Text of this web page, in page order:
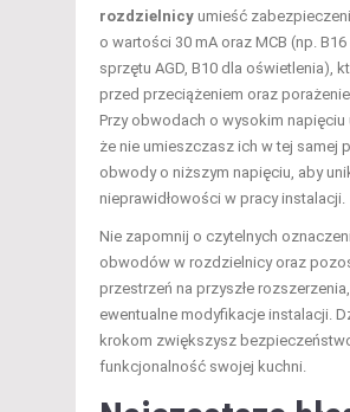
rozdzielnicy umieść
o wartości 30 mA oraz MCB (np.
sprzętu AGD, B10 dla oświetlenia),
przed przeciążeniem oraz
Przy obwodach o wysokim napięciu
że nie umieszczasz ich w tej samej
obwody o niższym napięciu, aby
nieprawidłowości w pracy instalacji.
Nie zapomnij o czytelnych
obwodów w rozdzielnicy oraz
przestrzeń na przyszłe
ewentualne modyfikacje instalacji.
krokom zwiększysz
funkcjonalność swojej kuchni.